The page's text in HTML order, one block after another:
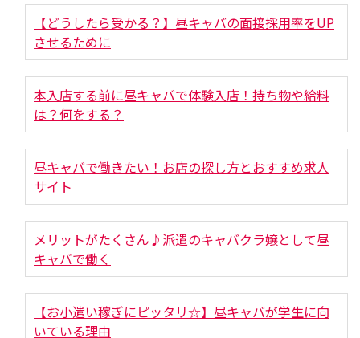
【どうしたら受かる？】昼キャバの面接採用率をUP
させるために
本入店する前に昼キャバで体験入店！持ち物や給料
は？何をする？
昼キャバで働きたい！お店の探し方とおすすめ求人
サイト
メリットがたくさん♪派遣のキャバクラ嬢として昼
キャバで働く
【お小遣い稼ぎにピッタリ☆】昼キャバが学生に向
いている理由